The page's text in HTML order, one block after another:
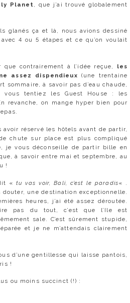
Planet
, que j’ai trouvé globalement
glanés ça et là, nous avions dessiné
4 ou 5 étapes et ce qu’on voulait
contrairement à l’idée reçue,
les
assez dispendieux (une trentaine
sommaire, à savoir pas d’eau chaude,
tentiez les Guest House : les
revanche, on mange hyper bien pour
avoir réservé les hôtels avant de partir,
chute sur place est plus compliqué
je vous déconseille de partir bille en
à savoir entre mai et septembre, au
!
« tu vas voir, Bali, c’est le paradis« .
douter, une destination exceptionnelle.
heures, j’ai été assez déroutée.
pas du tout, c’est que l’Ile est
sale. C’est sûrement stupide,
et je ne m’attendais clairement
d’une gentillesse qui laisse pantois,
!
ou moins succinct (!) :